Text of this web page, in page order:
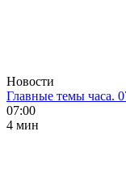
Новости
Главные темы часа.
07:00
4 мин